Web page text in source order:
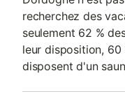
recherchez des
seulement 62 %
leur disposition, 60
disposent d'un